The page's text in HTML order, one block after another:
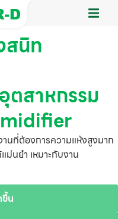
สนิท
ตสาหกรรม
นที่ต้องการความแห้งสูงมาก
นยำ เหมาะกับงาน
ขึ้น